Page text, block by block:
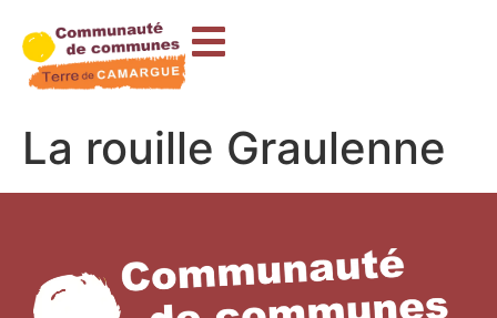
principal
La rouille Graulenne